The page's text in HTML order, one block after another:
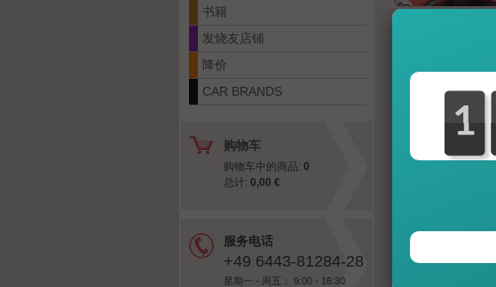
书籍
发烧友店铺
降价
CAR BRANDS
购物车
购物车中的商品: 0
总计: 0,00 €
服务电话
+49 6443-81284-28
星期一 - 周五： 9:00 - 16:30
0
1
1